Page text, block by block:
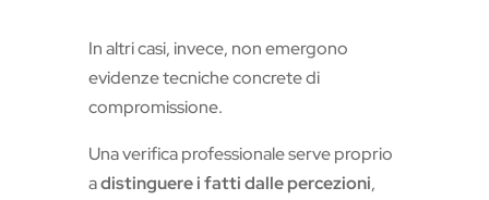
In altri casi, invece, non emergono
evidenze tecniche concrete di
compromissione.
Una verifica professionale serve proprio
adistinguere i fatti dalle percezioni,